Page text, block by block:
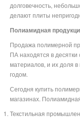
долговечность,
делают плиты
Полиамидная
Продажа полимерной
ПА находятся в
материалов, и их доля
годом.
Сегодня купить
магазинах.
Текстильная